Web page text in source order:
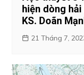
hiện dòng
KS. Doãn
21 Tháng 7,